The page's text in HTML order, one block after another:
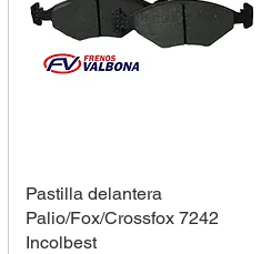
Pastilla delantera
Palio/Fox/Crossfox 7242
Incolbest